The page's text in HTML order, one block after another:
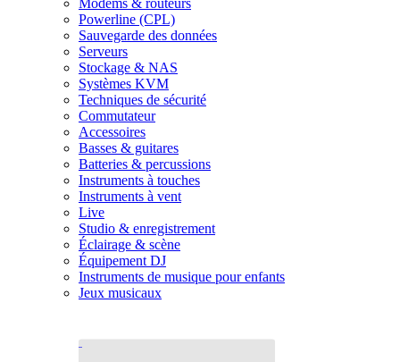
Modems & routeurs
Powerline (CPL)
Sauvegarde des données
Serveurs
Stockage & NAS
Systèmes KVM
Techniques de sécurité
Commutateur
Accessoires
Basses & guitares
Batteries & percussions
Instruments à touches
Instruments à vent
Live
Studio & enregistrement
Éclairage & scène
Équipement DJ
Instruments de musique pour enfants
Jeux musicaux